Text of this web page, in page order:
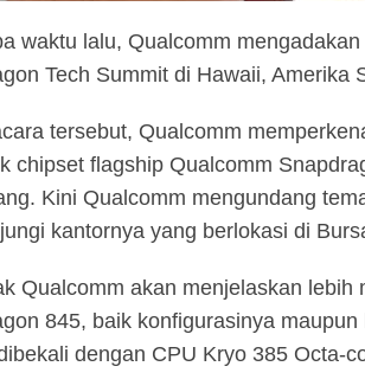
waktu lalu, Qualcomm
Tech Summit di Hawaii, Amerika
tersebut, Qualcomm
chipset flagship Qualcomm
Kini Qualcomm mengundang
kantornya yang berlokasi di
Qualcomm akan menjelaskan lebih
845, baik konfigurasinya
dengan CPU Kryo 385 Octa-